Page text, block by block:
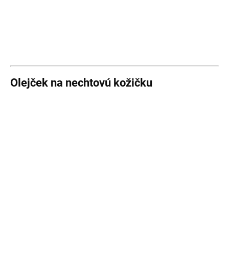
Olejček na nechtovú kožičku